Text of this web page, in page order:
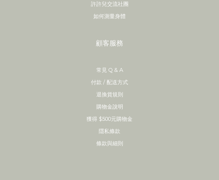
許許兒交流社團
如何測量身體
顧客服務
常見 Q & A
付款 / 配送方式
退換貨規則
購物金說明
獲得 $500元購物金
隱私條款
條款與細則